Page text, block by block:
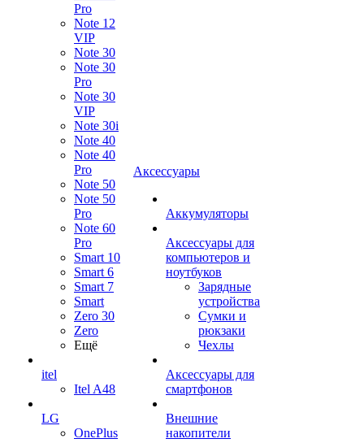
Pro
Note 12
VIP
Note 30
Note 30
Pro
Note 30
VIP
Note 30i
Note 40
Note 40
Pro
Note 50
Note 50
Pro
Note 60
Pro
Smart 10
Smart 6
Smart 7
Smart
Zero 30
Zero
Ещё
itel
Itel A48
LG
OnePlus
Аксессуары
Аккумуляторы
Аксессуары для
компьютеров и
ноутбуков
Зарядные
устройства
Сумки и
рюкзаки
Чехлы
Аксессуары для
смартфонов
Внешние
накопители